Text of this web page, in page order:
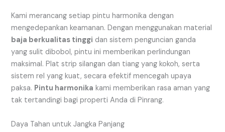
Kami merancang setiap pintu harmonika dengan
mengedepankan keamanan. Dengan menggunakan material
baja berkualitas tinggi dan sistem penguncian ganda
yang sulit dibobol, pintu ini memberikan perlindungan
maksimal. Plat strip silangan dan tiang yang kokoh, serta
sistem rel yang kuat, secara efektif mencegah upaya
paksa. Pintu harmonika kami memberikan rasa aman yang
tak tertandingi bagi properti Anda di Pinrang.
Daya Tahan untuk Jangka Panjang